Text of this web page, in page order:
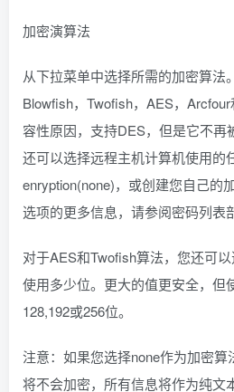
加密演算法
从下拉菜单中选择所需的加密算法
Blowfish，Twofish，AES，
容性原因，支持DES，但是它不再
还可以选择远程主机计算机使用的
enryption(none)，或创建您自己的
选项的更多信息，请参阅密码列表
对于AES和Twofish算法，您还可
使用多少位。更大的值更安全，但
128,192或256位。
注意：如果您选择none作为加密
将不会加密，所有信息将作为纯文